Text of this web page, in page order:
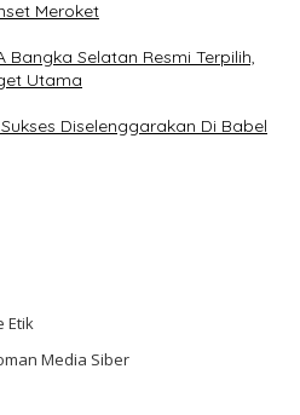
Meroket
Bangka Selatan Resmi Terpilih,
Utama
Diselenggarakan Di Babel
Etik
Media Siber